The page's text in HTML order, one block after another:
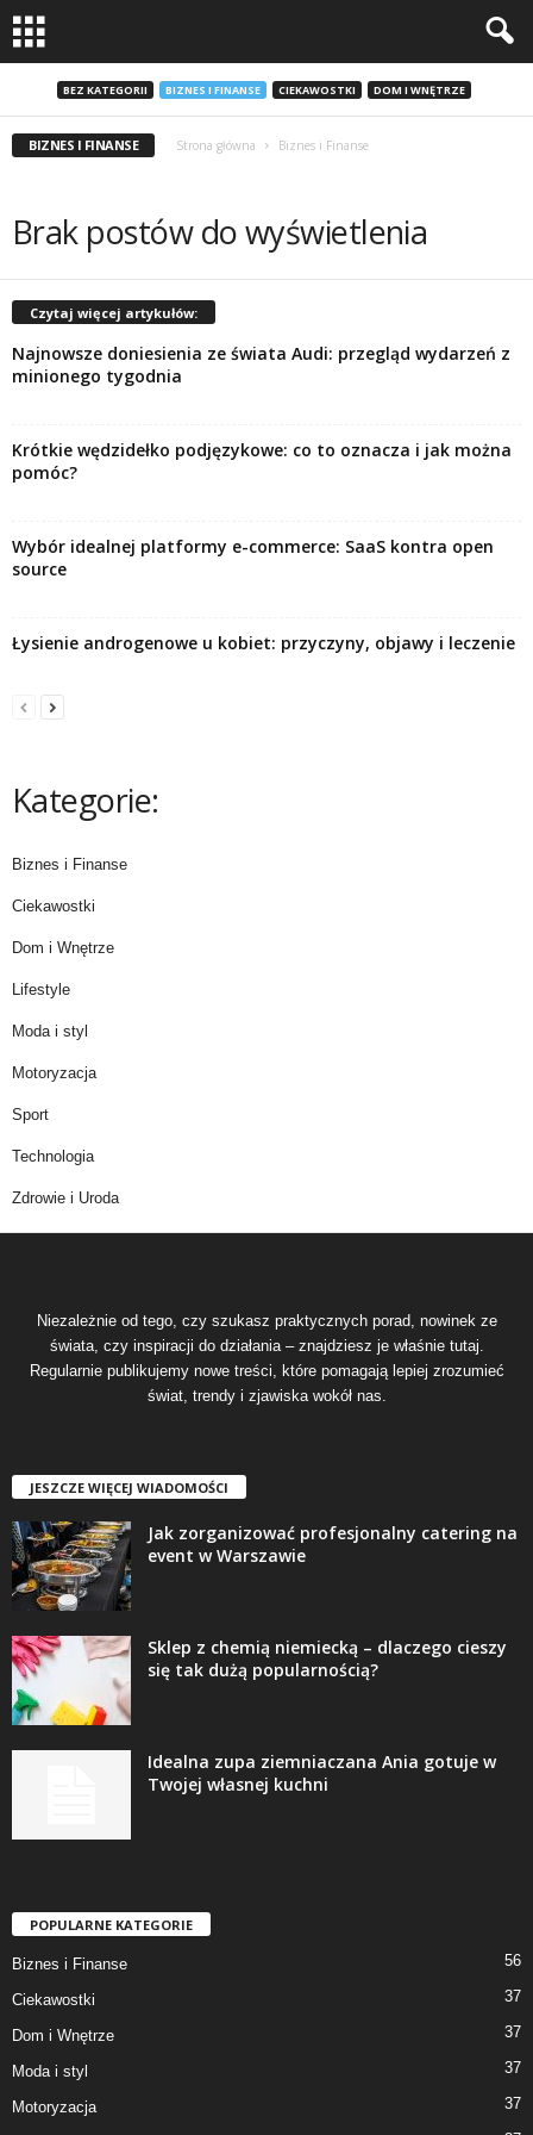
BEZ KATEGORII BIZNES I FINANSE CIEKAWOSTKI DOM I WNĘTRZE
BIZNES I FINANSE Strona główna Biznes i Finanse
Brak postów do wyświetlenia
Czytaj więcej artykułów:
Najnowsze doniesienia ze świata Audi: przegląd wydarzeń z
minionego tygodnia
Krótkie wędzidełko podjęzykowe: co to oznacza i jak można
pomóc?
Wybór idealnej platformy e-commerce: SaaS kontra open
source
Łysienie androgenowe u kobiet: przyczyny, objawy i leczenie
Kategorie:
Biznes i Finanse
Ciekawostki
Dom i Wnętrze
Lifestyle
Moda i styl
Motoryzacja
Sport
Technologia
Zdrowie i Uroda
Niezależnie od tego, czy szukasz praktycznych porad, nowinek ze
świata, czy inspiracji do działania – znajdziesz je właśnie tutaj.
Regularnie publikujemy nowe treści, które pomagają lepiej zrozumieć
świat, trendy i zjawiska wokół nas.
JESZCZE WIĘCEJ WIADOMOŚCI
Jak zorganizować profesjonalny catering na
event w Warszawie
Sklep z chemią niemiecką – dlaczego cieszy
się tak dużą popularnością?
Idealna zupa ziemniaczana Ania gotuje w
Twojej własnej kuchni
POPULARNE KATEGORIE
Biznes i Finanse 56
Ciekawostki 37
Dom i Wnętrze 37
Moda i styl 37
Motoryzacja 37